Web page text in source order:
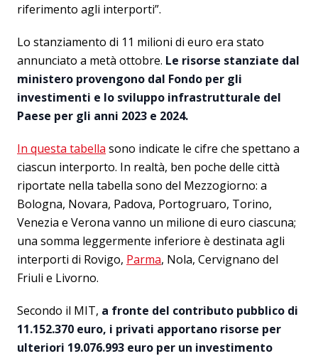
riferimento agli interporti”.
Lo stanziamento di 11 milioni di euro era stato
annunciato a metà ottobre. Le risorse stanziate dal
ministero provengono dal Fondo per gli
investimenti e lo sviluppo infrastrutturale del
Paese per gli anni 2023 e 2024.
In questa tabella sono indicate le cifre che spettano a
ciascun interporto. In realtà, ben poche delle città
riportate nella tabella sono del Mezzogiorno: a
Bologna, Novara, Padova, Portogruaro, Torino,
Venezia e Verona vanno un milione di euro ciascuna;
una somma leggermente inferiore è destinata agli
interporti di Rovigo, Parma, Nola, Cervignano del
Friuli e Livorno.
Secondo il MIT, a fronte del contributo pubblico di
11.152.370 euro, i privati apportano risorse per
ulteriori 19.076.993 euro per un investimento